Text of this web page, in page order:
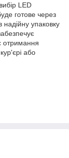
LED
готове через
упаковку
отримання
або